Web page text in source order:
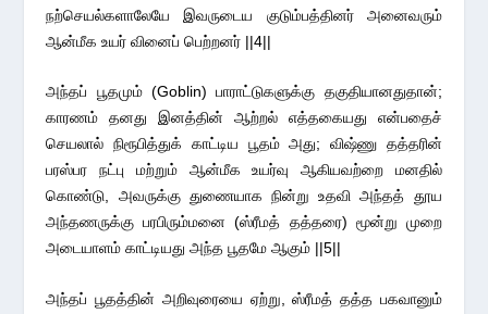
நற்செயல்களாலேயே இவருடைய குடும்பத்தினர் அனைவரும்
ஆன்மீக உயர் வினைப் பெற்றனர் ||4||
அந்தப் பூதமும் (Goblin) பாராட்டுகளுக்கு தகுதியானதுதான்;
காரணம் தனது இனத்தின் ஆற்றல் எத்தகையது என்பதைச்
செயலால் நிரூபித்துக் காட்டிய பூதம் அது; விஷ்ணு தத்தரின்
பரஸ்பர நட்பு மற்றும் ஆன்மீக உயர்வு ஆகியவற்றை மனதில்
கொண்டு, அவருக்கு துணையாக நின்று உதவி அந்தத் தூய
அந்தணருக்கு பரபிரும்மனை (ஸ்ரீமத் தத்தரை) மூன்று முறை
அடையாளம் காட்டியது அந்த பூதமே ஆகும் ||5||
அந்தப் பூதத்தின் அறிவுரையை ஏற்று, ஸ்ரீமத் தத்த பகவானும்